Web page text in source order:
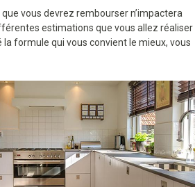
vous devrez rembourser n’impactera
estimations que vous allez réaliser
formule qui vous convient le mieux, vous